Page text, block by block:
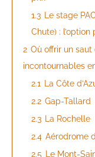
1.3 Le stage
Chute) :
2 Où offrir un
incontournables
2.1 La Côte
2.2 Gap-Tallard
2.3 La Rochelle
2.4 Aérodrome
2.5 Le Mont-